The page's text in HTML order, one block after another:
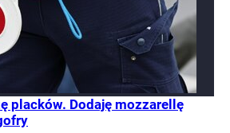
placków. Dodaję mozzarellę